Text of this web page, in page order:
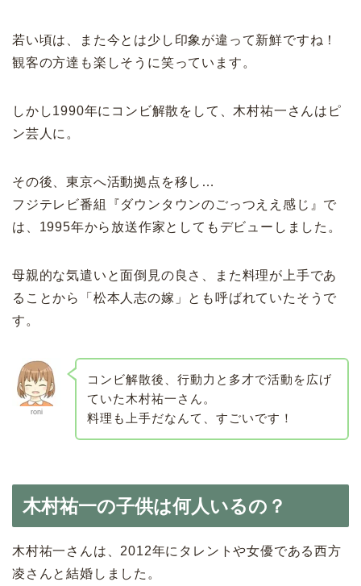
若い頃は、また今とは少し印象が違って新鮮ですね！
観客の方達も楽しそうに笑っています。
しかし1990年にコンビ解散をして、木村祐一さんはピ
ン芸人に。
その後、東京へ活動拠点を移し…
フジテレビ番組『ダウンタウンのごっつええ感じ』で
は、1995年から放送作家としてもデビューしました。
母親的な気遣いと面倒見の良さ、また料理が上手であ
ることから「松本人志の嫁」とも呼ばれていたそうで
す。
roni
コンビ解散後、行動力と多才で活動を広げ
ていた木村祐一さん。
料理も上手だなんて、すごいです！
木村祐一の子供は何人いるの？
木村祐一さんは、2012年にタレントや女優である西方
凌さんと結婚しました。